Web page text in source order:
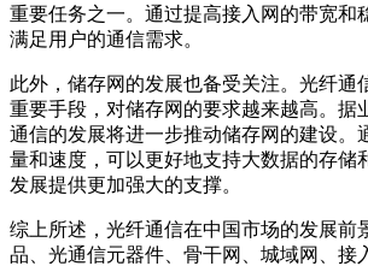
重要任务之一。通过提高接入网的带宽和
满足用户的通信需求。
此外，储存网的发展也备受关注。光纤通
重要手段，对储存网的要求越来越高。据
通信的发展将进一步推动储存网的建设。
量和速度，可以更好地支持大数据的存储
发展提供更加强大的支撑。
综上所述，光纤通信在中国市场的发展前
品、光通信元器件、骨干网、城域网、接